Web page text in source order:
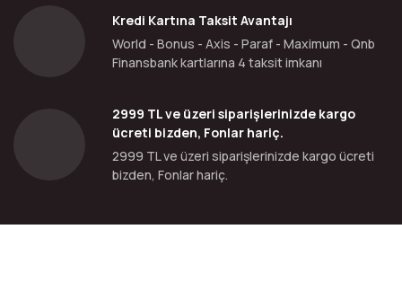
Kredi Kartına Taksit Avantajı
World - Bonus - Axis - Paraf - Maximum - Qnb
Finansbank kartlarına 4 taksit imkanı
2999 TL ve üzeri siparişlerinizde kargo
ücreti bizden, Fonlar hariç.
2999 TL ve üzeri siparişlerinizde kargo ücreti
bizden, Fonlar hariç.